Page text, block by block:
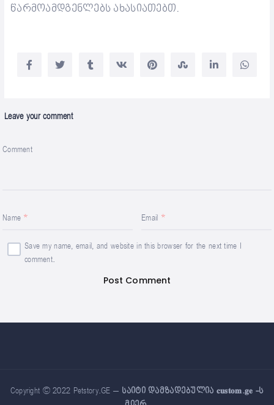
წარმოამდგენლებს ახასიათებთ.
Leave your comment
Comment
Name Email
Save my name, email, and website in this browser for the next time I
comment.
Copyright © 2022 Petstory.GE – საიტი დამზადებულია 𝐜𝐮𝐬𝐭𝐨𝐦.𝐠𝐞 -ს